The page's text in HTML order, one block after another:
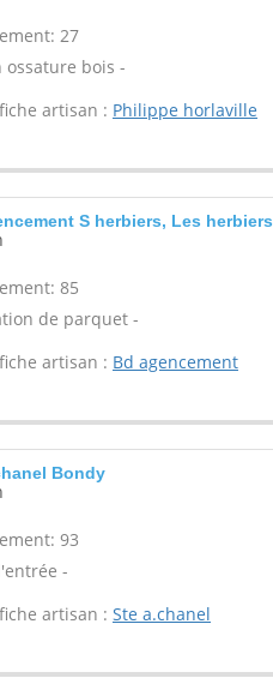
27
ossature bois -
artisan : Philippe horlaville
S herbiers, Les herbiers
85
de parquet -
artisan : Bd agencement
Bondy
93
-
artisan : Ste a.chanel